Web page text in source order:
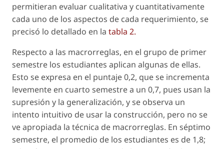
permitieran evaluar cualitativa y cuantitativamente
cada uno de los aspectos de cada requerimiento, se
precisó lo detallado en la tabla 2.
Respecto a las macrorreglas, en el grupo de primer
semestre los estudiantes aplican algunas de ellas.
Esto se expresa en el puntaje 0,2, que se incrementa
levemente en cuarto semestre a un 0,7, pues usan la
supresión y la generalización, y se observa un
intento intuitivo de usar la construcción, pero no se
ve apropiada la técnica de macrorreglas. En séptimo
semestre, el promedio de los estudiantes es de 1,8;